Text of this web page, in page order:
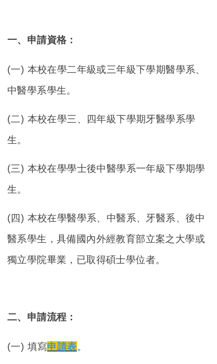
一、申請資格：
(一) 本校在學二年級或三年級下學期醫學系、
中醫學系學生。
(二) 本校在學三、四年級下學期牙醫學系學
生。
(三) 本校在學學士後中醫學系一年級下學期學
生。
(四) 本校在學醫學系、中醫系、牙醫系、後中
醫系學生，具備國內外經教育部立案之大學或
獨立學院畢業，已取得碩士學位者。
二、申請流程：
(一) 填寫申請表。